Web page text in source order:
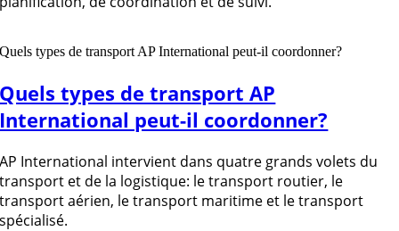
Quels types de transport AP International peut-il coordonner?
Quels types de transport AP
International peut-il coordonner?
AP International intervient dans quatre grands volets du
transport et de la logistique: le transport routier, le
transport aérien, le transport maritime et le transport
spécialisé.